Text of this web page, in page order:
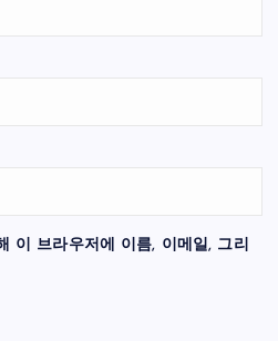
이 브라우저에 이름, 이메일, 그리